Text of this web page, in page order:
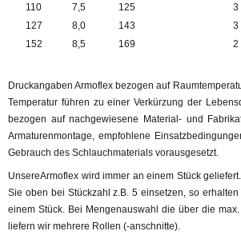
110
7,5 125 3
127
8,0 143 3
152
8,5 169 2
Druckangaben Armoflex bezogen auf
Temperatur führen zu einer Verkürzung der
bezogen auf nachgewiesene Material- und
Armaturenmontage, empfohlene
Gebrauch des Schlauchmaterials vorausgesetzt.
UnsereArmoflex wird immer an einem Stück
Sie oben bei Stückzahl z.B. 5 einsetzen, so
einem Stück. Bei Mengenauswahl die über die
liefern wir mehrere Rollen (-anschnitte).